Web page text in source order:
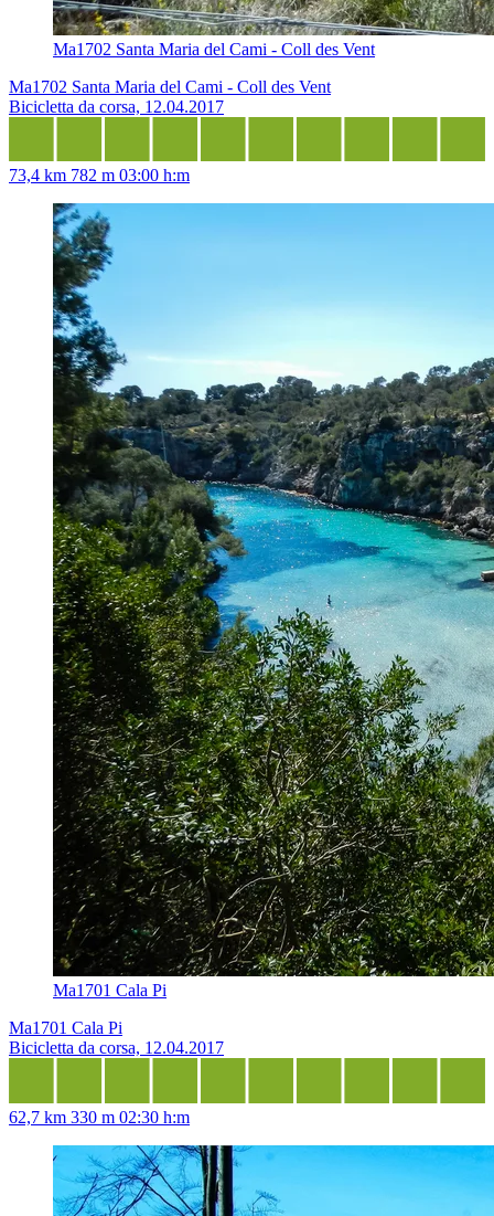
Ma1702 Santa Maria del Cami - Coll des Vent
Ma1702 Santa Maria del Cami - Coll des Vent
Bicicletta da corsa, 12.04.2017
73,4 km 782 m 03:00 h:m
Ma1701 Cala Pi
Ma1701 Cala Pi
Bicicletta da corsa, 12.04.2017
62,7 km 330 m 02:30 h:m